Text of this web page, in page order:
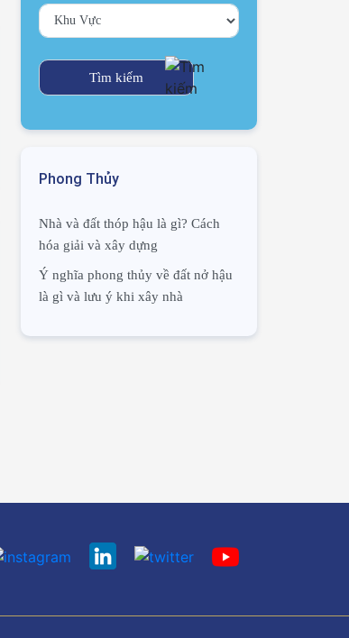
Phong Thủy
Nhà và đất thóp hậu là gì? Cách
hóa giải và xây dựng
Ý nghĩa phong thủy về đất nở hậu
là gì và lưu ý khi xây nhà